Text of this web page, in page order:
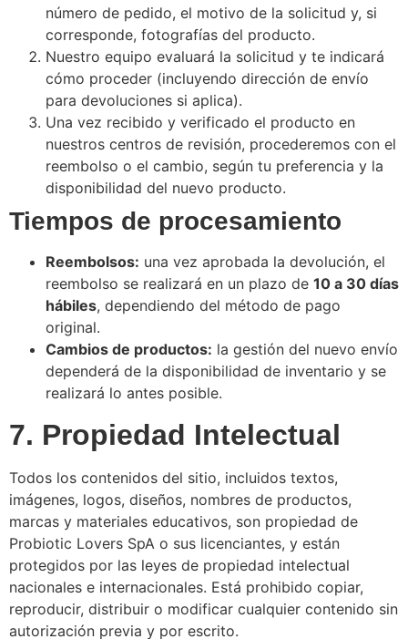
número de pedido, el motivo de la solicitud y, si
corresponde, fotografías del producto.
Nuestro equipo evaluará la solicitud y te indicará
cómo proceder (incluyendo dirección de envío
para devoluciones si aplica).
Una vez recibido y verificado el producto en
nuestros centros de revisión, procederemos con el
reembolso o el cambio, según tu preferencia y la
disponibilidad del nuevo producto.
Tiempos de procesamiento
Reembolsos: una vez aprobada la devolución, el
reembolso se realizará en un plazo de 10 a 30 días
hábiles, dependiendo del método de pago
original.
Cambios de productos: la gestión del nuevo envío
dependerá de la disponibilidad de inventario y se
realizará lo antes posible.
7. Propiedad Intelectual
Todos los contenidos del sitio, incluidos textos,
imágenes, logos, diseños, nombres de productos,
marcas y materiales educativos, son propiedad de
Probiotic Lovers SpA o sus licenciantes, y están
protegidos por las leyes de propiedad intelectual
nacionales e internacionales. Está prohibido copiar,
reproducir, distribuir o modificar cualquier contenido sin
autorización previa y por escrito.